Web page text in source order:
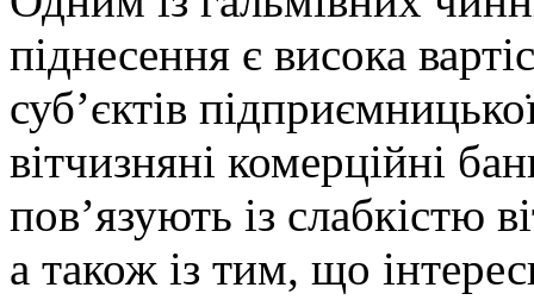
піднесення є висока
суб’єктів
вітчизняні комерційні
пов’язують із слабкістю
а також із тим, що